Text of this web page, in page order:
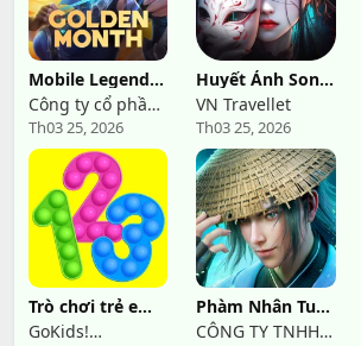
Mobile Legends:
Bang Bang FT
Công ty cổ phần
phát triển công
nghệ số Hồng Hà
Th03 25, 2026
Huyết Ảnh Song
Sinh-Travellet
VN Travellet
Th03 25, 2026
Trò chơi trẻ em:
số, học toán
GoKids!
Phàm Nhân Tu
Tiên: Duyên Khởi
CÔNG TY TNHH